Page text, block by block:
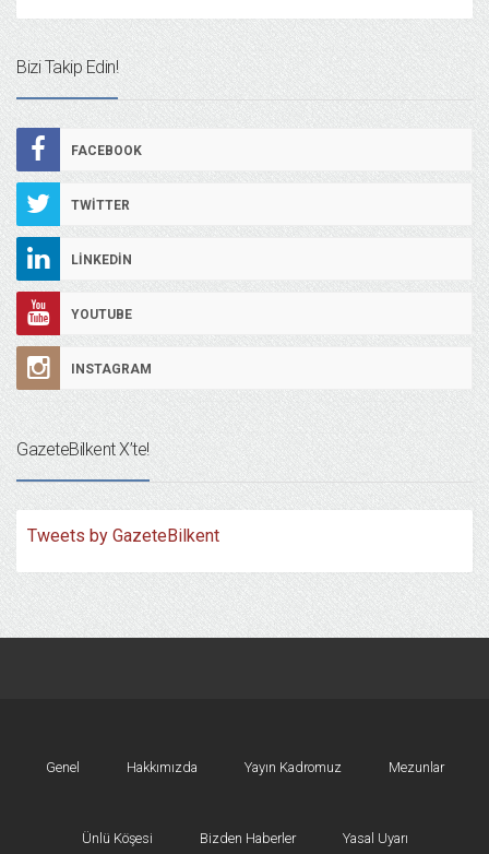
Bizi Takip Edin!
FACEBOOK
TWITTER
LINKEDIN
YOUTUBE
INSTAGRAM
GazeteBilkent X’te!
Tweets by GazeteBilkent
Genel Hakkımızda Yayın Kadromuz Mezunlar
Ünlü Köşesi Bizden Haberler Yasal Uyarı